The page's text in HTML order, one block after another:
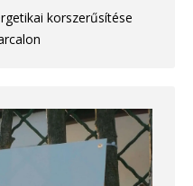
korszerűsítése